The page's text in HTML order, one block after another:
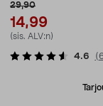
29,90
14,99
(sis. ALV:n)
4.6 (